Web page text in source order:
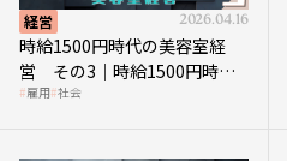
経営 2026.04.16
時給1500円時代の美容室経
営 その3｜時給1500円時
代、美容業はどのような影響
雇用 社会